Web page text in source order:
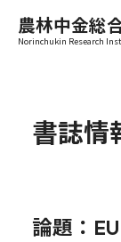
農林中金総
Norinchukin Research
書誌情
論題：